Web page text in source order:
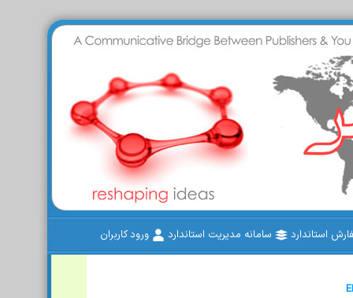
استاندارد سامانه مدیریت استاندارد ورود کاربران